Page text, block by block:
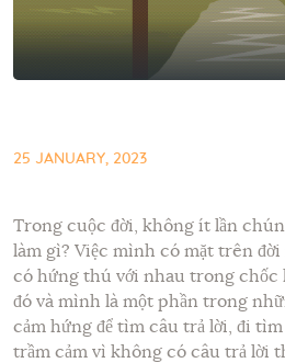
25 JANUARY, 2023
Trong cuộc đời, không ít lần
làm gì? Việc mình có mặt trên
có hứng thú với nhau trong chốc
đó và mình là một phần trong
cảm hứng để tìm câu trả lời, đi
trầm cảm vì không có câu trả lời